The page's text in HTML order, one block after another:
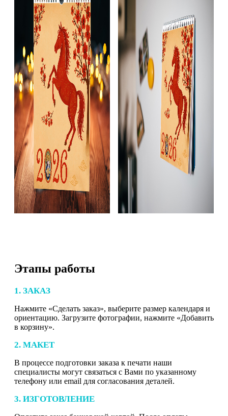
Этапы работы
1. ЗАКАЗ
Нажмите «Сделать заказ», выберите размер календаря и
ориентацию. Загрузите фотографии, нажмите «Добавить
в корзину».
2. МАКЕТ
В процессе подготовки заказа к печати наши
специалисты могут связаться с Вами по указанному
телефону или email для согласования деталей.
3. ИЗГОТОВЛЕНИЕ